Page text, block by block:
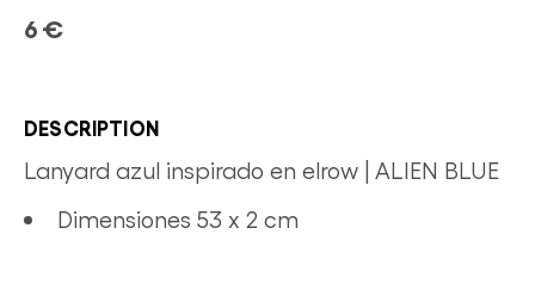
6 €
DESCRIPTION
Lanyard azul inspirado en elrow | ALIEN BLUE
Dimensiones 53 x 2 cm